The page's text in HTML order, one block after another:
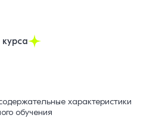
характеристики
обучения